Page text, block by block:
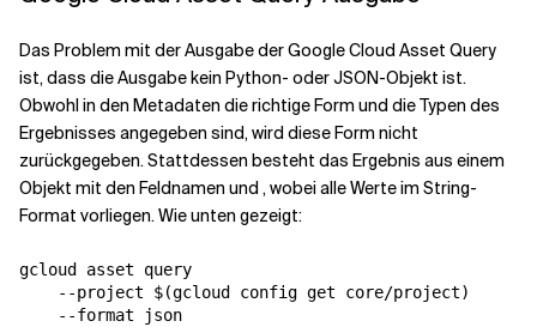
Verwandte Themen
Das Problem mit der Ausgabe der Google Cloud Asset Query
ist, dass die Ausgabe kein Python- oder JSON-Objekt ist.
Obwohl in den Metadaten die richtige Form und die Typen des
Ergebnisses angegeben sind, wird diese Form nicht
zurückgegeben. Stattdessen besteht das Ergebnis aus einem
Objekt mit den Feldnamen und , wobei alle Werte im String-
Format vorliegen. Wie unten gezeigt:
gcloud asset query
    --project $(gcloud config get core/project)
    --format json